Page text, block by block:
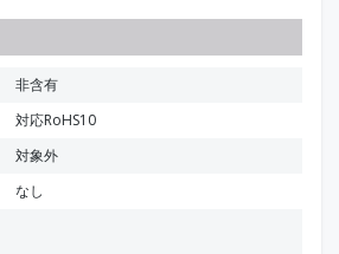
非含有
対応RoHS10
対象外
なし